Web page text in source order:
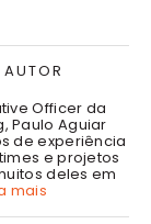
Officer da
Paulo Aguiar
de experiência
e projetos
deles em
mais